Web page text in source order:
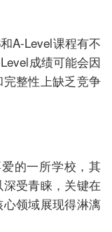
A-Level课程有不
成绩可能会因
整性上缺乏竞争
的一所学校，其
受青睐，关键在
领域展现得淋漓